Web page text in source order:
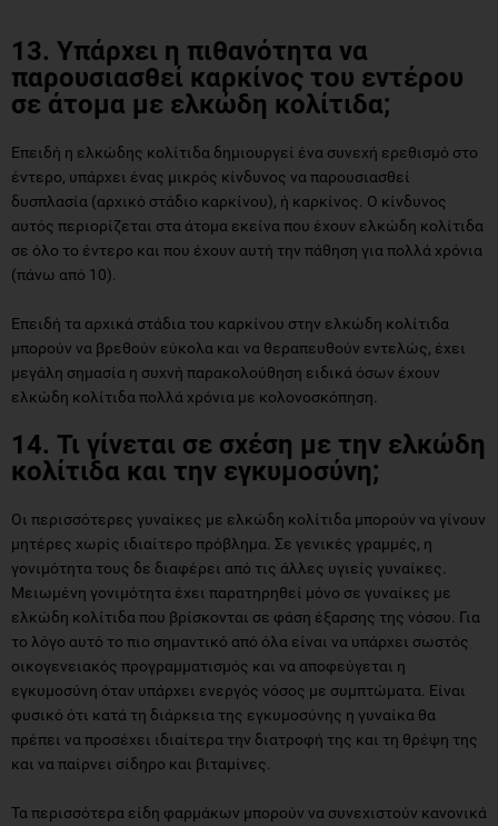
13. Υπάρχει η πιθανότητα να
παρουσιασθεί καρκίνος του εντέρου
σε άτομα με ελκώδη κολίτιδα;
Επειδή η ελκώδης κολίτιδα δημιουργεί ένα συνεχή ερεθισμό στο
έντερο, υπάρχει ένας μικρός κίνδυνος να παρουσιασθεί
δυσπλασία (αρχικό στάδιο καρκίνου), ή καρκίνος. Ο κίνδυνος
αυτός περιορίζεται στα άτομα εκείνα που έχουν ελκώδη κολίτιδα
σε όλο το έντερο και που έχουν αυτή την πάθηση για πολλά χρόνια
(πάνω από 10).
Επειδή τα αρχικά στάδια του καρκίνου στην ελκώδη κολίτιδα
μπορούν να βρεθούν εύκολα και να θεραπευθούν εντελώς, έχει
μεγάλη σημασία η συχνή παρακολούθηση ειδικά όσων έχουν
ελκώδη κολίτιδα πολλά χρόνια με κολονοσκόπηση.
14. Τι γίνεται σε σχέση με την ελκώδη
κολίτιδα και την εγκυμοσύνη;
Οι περισσότερες γυναίκες με ελκώδη κολίτιδα μπορούν να γίνουν
μητέρες χωρίς ιδιαίτερο πρόβλημα. Σε γενικές γραμμές, η
γονιμότητα τους δε διαφέρει από τις άλλες υγιείς γυναίκες.
Μειωμένη γονιμότητα έχει παρατηρηθεί μόνο σε γυναίκες με
ελκώδη κολίτιδα που βρίσκονται σε φάση έξαρσης της νόσου. Για
το λόγο αυτό το πιο σημαντικό από όλα είναι να υπάρχει σωστός
οικογενειακός προγραμματισμός και να αποφεύγεται η
εγκυμοσύνη όταν υπάρχει ενεργός νόσος με συμπτώματα. Είναι
φυσικό ότι κατά τη διάρκεια της εγκυμοσύνης η γυναίκα θα
πρέπει να προσέχει ιδιαίτερα την διατροφή της και τη θρέψη της
και να παίρνει σίδηρο και βιταμίνες.
Τα περισσότερα είδη φαρμάκων μπορούν να συνεχιστούν κανονικά